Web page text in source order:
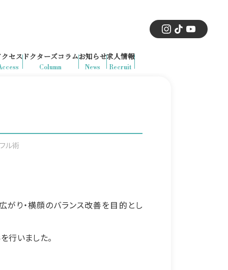
セス
Column
ドクターズコラム
News
お知らせ
Recruit
求人情報
ル術
がり・横顔のバランス改善を目的とし
行いました。